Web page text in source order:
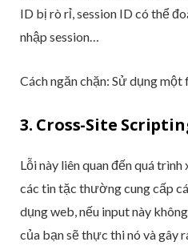
ID bị rò rỉ, session ID có thể
nhập session…
Cách ngăn chặn: Sử dụng một
3. Cross-Site
Lỗi này liên quan đến quá
các tin tặc thường cung cấp
dụng web, nếu input này
của bạn sẽ thực thi nó và gây